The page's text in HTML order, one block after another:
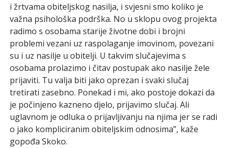
i žrtvama obiteljskog nasilja, i svjesni smo koliko je
važna psihološka podrška. No u sklopu ovog projekta
radimo s osobama starije životne dobi i brojni
problemi vezani uz raspolaganje imovinom, povezani
su i uz nasilje u obitelji. U takvim slučajevima s
osobama prolazimo i čitav postupak ako nasilje žele
prijaviti. Tu valja biti jako oprezan i svaki slučaj
tretirati zasebno. Ponekad i mi, ako postoje dokazi da
je počinjeno kazneno djelo, prijavimo slučaj. Ali
uglavnom je odluka o prijavljivanju na njima jer se radi
o jako kompliciranim obiteljskim odnosima”, kaže
gopođa Skoko.